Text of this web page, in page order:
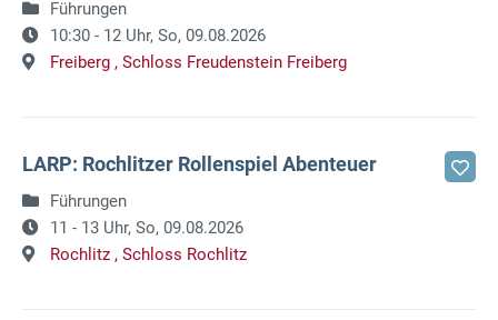
Führungen
10:30 - 12 Uhr, So, 09.08.2026
Freiberg , Schloss Freudenstein Freiberg
LARP: Rochlitzer Rollenspiel Abenteuer
Führungen
11 - 13 Uhr, So, 09.08.2026
Rochlitz , Schloss Rochlitz